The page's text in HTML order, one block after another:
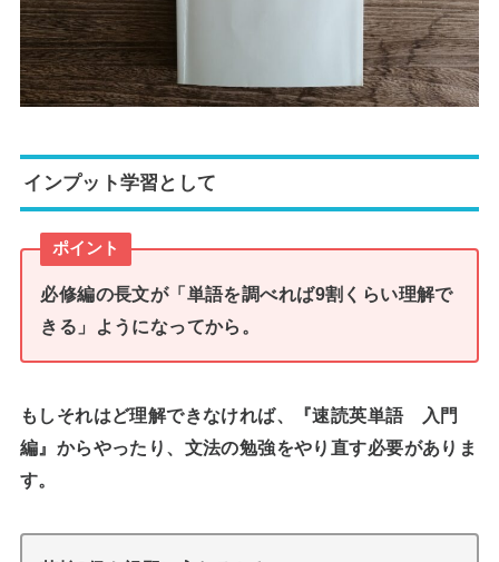
インプット学習として
ポイント
必修編の長文が「単語を調べれば9割くらい理解で
きる」ようになってから。
もしそれはど理解できなければ、『速読英単語 入門
編』からやったり、文法の勉強をやり直す必要がありま
す。